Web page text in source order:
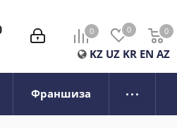
0 0 0
0
KZ UZ KR EN AZ
Франшиза